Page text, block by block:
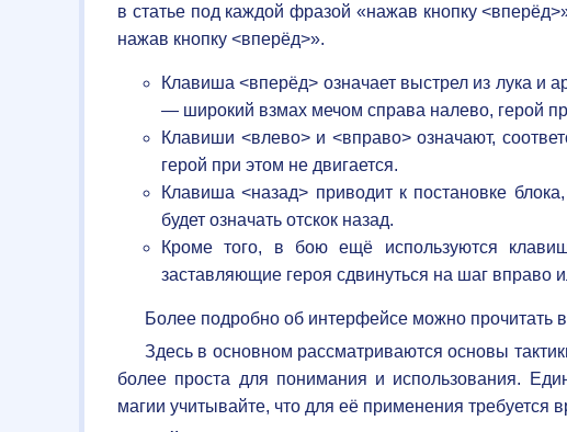
в статье под каждой фразой «нажав кнопку
нажав кнопку <вперёд>».
Клавиша <вперёд> означает выстрел из лука и
— широкий взмах мечом справа налево, герой
Клавиши <влево> и <вправо> означают,
герой при этом не двигается.
Клавиша <назад> приводит к постановке
будет означать отскок назад.
Кроме того, в бою ещё используются
заставляющие героя сдвинуться на шаг вправо
Более подробно об интерфейсе можно прочитать в
Здесь в основном рассматриваются основы
более проста для понимания и использования.
магии учитывайте, что для её применения требуется